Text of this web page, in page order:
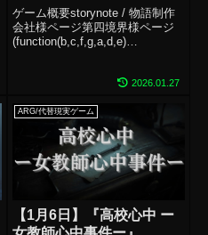
ゲーム概要storynote / 物語制作
会社様ページ第四境界様ページ
(function(b,c,f,g,a,d,e)
2026.01.27
ARG/代替現実ゲーム
【1月6日】『高校心中 ー